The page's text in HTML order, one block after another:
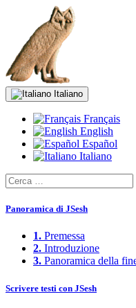
Italiano
Français
English
Español
Italiano
Panoramica di JSesh
1. Premessa
2. Introduzione
3. Panoramica della
Scrivere testi con JSesh